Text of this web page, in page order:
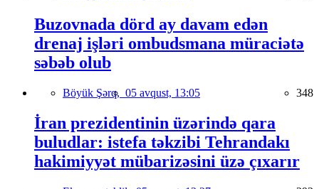
Buzovnada dörd ay davam edən
drenaj işləri ombudsmana müraciətə
səbəb olub
Böyük Şərq, 05 avqust, 13:05 348
İran prezidentinin üzərində qara
buludlar: istefa təkzibi Tehrandakı
hakimiyyət mübarizəsini üzə çıxarır